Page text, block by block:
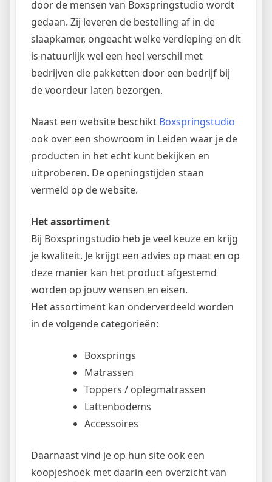
door de mensen van Boxspringstudio wordt
gedaan. Zij leveren de bestelling af in de
slaapkamer, ongeacht welke verdieping en dit
is natuurlijk wel een heel verschil met
bedrijven die pakketten door een bedrijf bij
de voordeur laten bezorgen.
Naast een website beschikt Boxspringstudio
ook over een showroom in Leiden waar je de
producten in het echt kunt bekijken en
uitproberen. De openingstijden staan
vermeld op de website.
Het assortiment
Bij Boxspringstudio heb je veel keuze en krijg
je kwaliteit. Je krijgt een advies op maat en op
deze manier kan het product afgestemd
worden op jouw wensen en eisen.
Het assortiment kan onderverdeeld worden
in de volgende categorieën:
Boxsprings
Matrassen
Toppers / oplegmatrassen
Lattenbodems
Accessoires
Daarnaast vind je op hun site ook een
koopjeshoek met daarin een overzicht van